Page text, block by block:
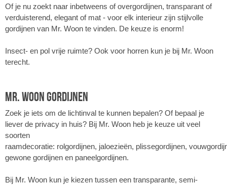
Of je nu zoekt naar inbetweens of overgordijnen, transparant of
verduisterend, elegant of mat - voor elk interieur zijn stijlvolle
gordijnen van Mr. Woon te vinden. De keuze is enorm!
Insect- en pol vrije ruimte? Ook voor horren kun je bij Mr. Woon
terecht.
Mr. Woon gordijnen
Zoek je iets om de lichtinval te kunnen bepalen? Of bepaal je
liever de privacy in huis? Bij Mr. Woon heb je keuze uit veel
soorten
raamdecoratie: rolgordijnen, jaloezieën, plissegordijnen,
gewone gordijnen en paneelgordijnen.
Bij Mr. Woon kun je kiezen tussen een transparante, semi-